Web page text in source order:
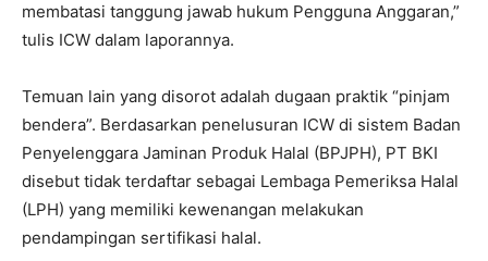
membatasi tanggung jawab hukum Pengguna Anggaran,”
tulis ICW dalam laporannya.
Temuan lain yang disorot adalah dugaan praktik “pinjam
bendera”. Berdasarkan penelusuran ICW di sistem Badan
Penyelenggara Jaminan Produk Halal (BPJPH), PT BKI
disebut tidak terdaftar sebagai Lembaga Pemeriksa Halal
(LPH) yang memiliki kewenangan melakukan
pendampingan sertifikasi halal.